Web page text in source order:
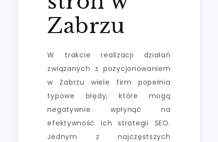
Zabrzu
W trakcie realizacji działań
związanych z pozycjonowaniem
w Zabrzu wiele firm popełnia
typowe błędy, które mogą
negatywnie wpłynąć na
efektywność ich strategii SEO.
Jednym z najczęstszych